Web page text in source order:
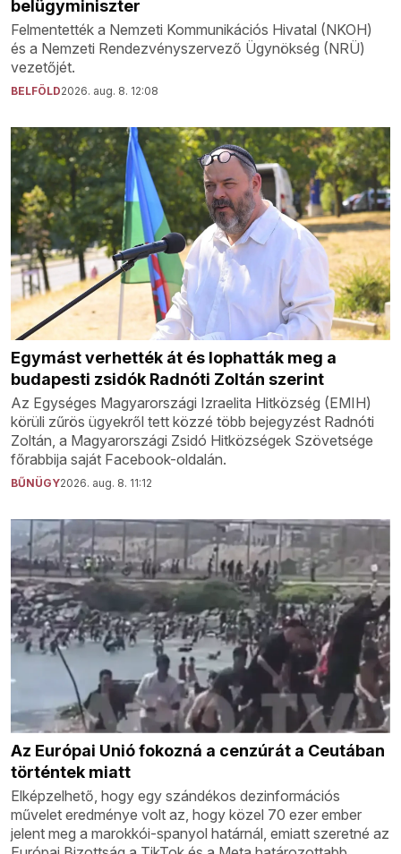
belügyminiszter
Felmentették a Nemzeti Kommunikációs Hivatal (NKOH)
és a Nemzeti Rendezvényszervező Ügynökség (NRÜ)
vezetőjét.
BELFÖLD2026. aug. 8. 12:08
Egymást verhették át és lophatták meg a
budapesti zsidók Radnóti Zoltán szerint
Az Egységes Magyarországi Izraelita Hitközség (EMIH)
körüli zűrös ügyekről tett közzé több bejegyzést Radnóti
Zoltán, a Magyarországi Zsidó Hitközségek Szövetsége
főrabbija saját Facebook-oldalán.
BŰNÜGY2026. aug. 8. 11:12
Az Európai Unió fokozná a cenzúrát a Ceutában
történtek miatt
Elképzelhető, hogy egy szándékos dezinformációs
művelet eredménye volt az, hogy közel 70 ezer ember
jelent meg a marokkói-spanyol határnál, emiatt szeretné az